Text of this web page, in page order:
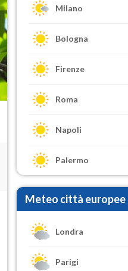
Milano
Bologna
Firenze
Roma
Napoli
Palermo
Meteo città europee
Londra
Parigi